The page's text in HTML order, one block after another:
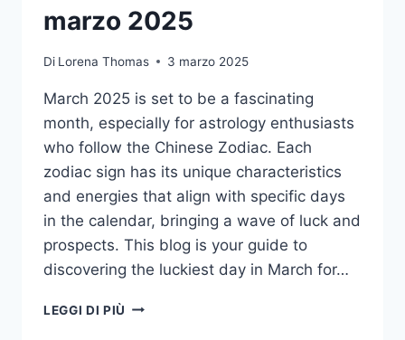
marzo 2025
Di Lorena Thomas 3 marzo 2025
March 2025 is set to be a fascinating
month, especially for astrology enthusiasts
who follow the Chinese Zodiac. Each
zodiac sign has its unique characteristics
and energies that align with specific days
in the calendar, bringing a wave of luck and
prospects. This blog is your guide to
discovering the luckiest day in March for…
LEGGI DI PIÙ IL